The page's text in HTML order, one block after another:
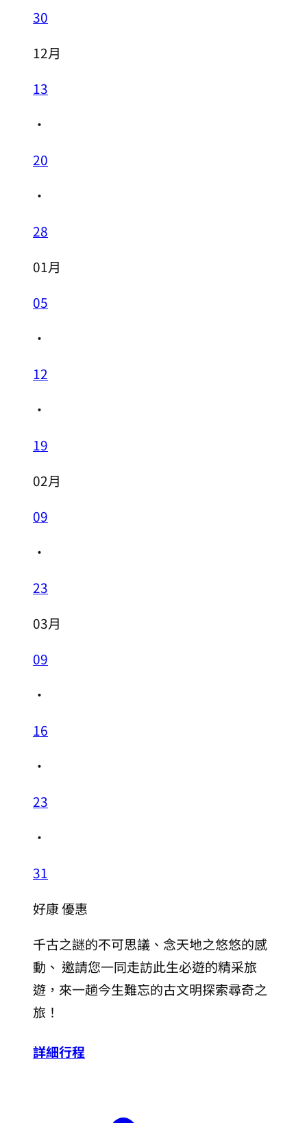
30
12月
13
・
20
・
28
01月
05
・
12
・
19
02月
09
・
23
03月
09
・
16
・
23
・
31
好康優惠
千古之謎的不可思議、念天地之悠悠的感
動、 邀請您一同走訪此生必遊的精采旅
遊，來一趟今生難忘的古文明探索尋奇之
旅！
詳細行程